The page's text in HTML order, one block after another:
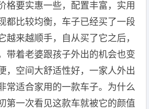
格要实惠一些，配置丰富，实用
都比较均衡，车子已经买了一段
越来越顺手，自从买了它之后，
带着老婆跟孩子外出的机会也变
，空间大舒适性好，一家人外出
常适合家用的一款车子。为什么
第一次看见这款车就被它的颜值